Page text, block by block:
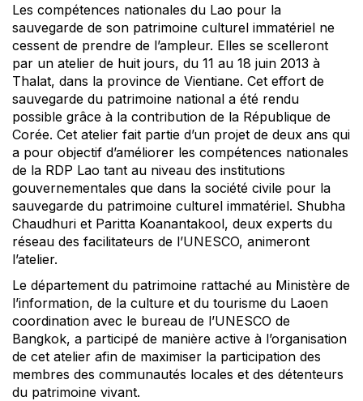
Les compétences nationales du Lao pour la
sauvegarde de son patrimoine culturel immatériel ne
cessent de prendre de l’ampleur. Elles se scelleront
par un atelier de huit jours, du 11 au 18 juin 2013 à
Thalat, dans la province de Vientiane. Cet effort de
sauvegarde du patrimoine national a été rendu
possible grâce à la contribution de la République de
Corée. Cet atelier fait partie d’un projet de deux ans qui
a pour objectif d’améliorer les compétences nationales
de la RDP Lao tant au niveau des institutions
gouvernementales que dans la société civile pour la
sauvegarde du patrimoine culturel immatériel. Shubha
Chaudhuri et Paritta Koanantakool, deux experts du
réseau des facilitateurs de l’UNESCO, animeront
l’atelier.
Le département du patrimoine rattaché au Ministère de
l’information, de la culture et du tourisme du Laoen
coordination avec le bureau de l’UNESCO de
Bangkok, a participé de manière active à l’organisation
de cet atelier afin de maximiser la participation des
membres des communautés locales et des détenteurs
du patrimoine vivant.